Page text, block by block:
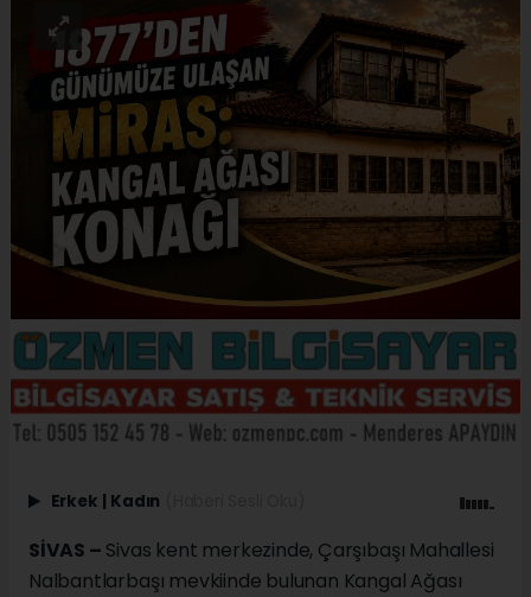
Erkek | Kadın
SİVAS – Sivas kent merkezinde, Çarşıbaşı Mahallesi
Nalbantlarbaşı mevkiinde bulunan Kangal Ağası